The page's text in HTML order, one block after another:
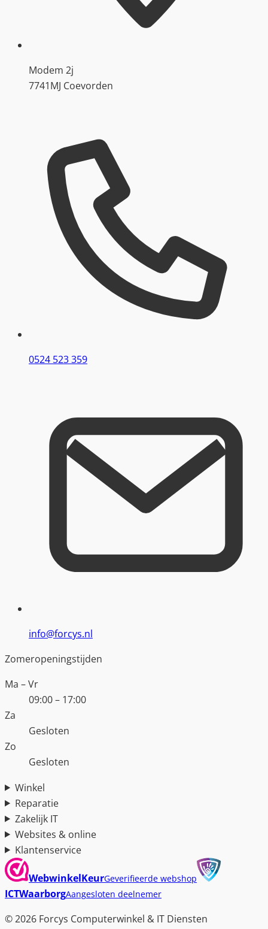
Modem 2j
7741MJ Coevorden
0524 523 359
info@forcys.nl
Zomeropeningstijden
Ma – Vr
09:00 – 17:00
Za
Gesloten
Zo
Gesloten
Winkel
Reparatie
Zakelijk IT
Websites & online
Klantenservice
WebwinkelKeurGeverifieerde webshop
ICTWaarborgAangesloten deelnemer
© 2026 Forcys Computerwinkel & IT Diensten